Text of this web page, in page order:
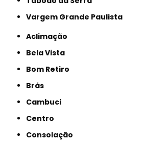
Vargem Grande Paulista
Aclimação
Bela Vista
Bom Retiro
Brás
Cambuci
Centro
Consolação